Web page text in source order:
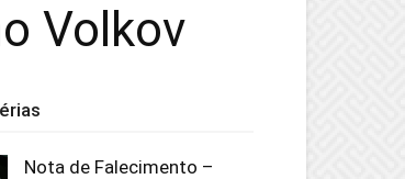
Volkov
Nota de Falecimento –